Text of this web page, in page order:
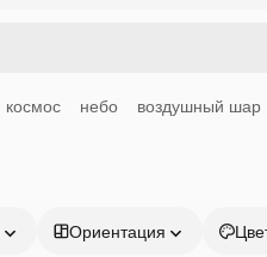
космос небо воздушный шар
Ориентация